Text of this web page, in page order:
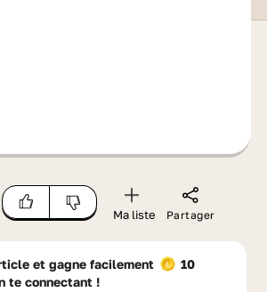
Ma liste Partager
et gagne facilement
10
te connectant !